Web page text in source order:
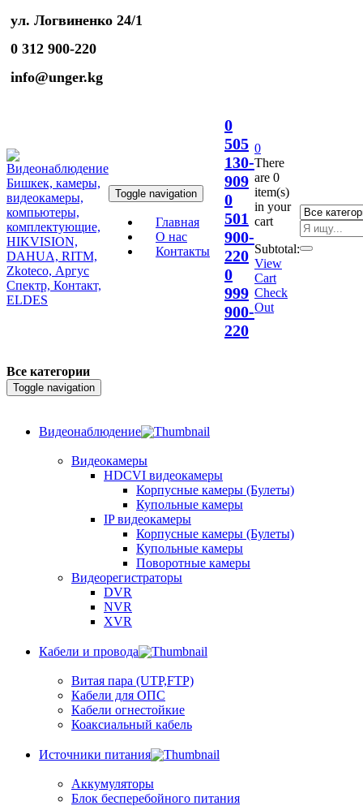
ул. Логвиненко 24/1
0 312 900-220
info@unger.kg
Toggle navigation
Главная
О нас
Контакты
0
505
130-
909
0
501
900-
220
0
999
900-
220
0
There
are 0
item(s)
in your
cart
Subtotal:
View
Cart
Check
Out
Все категории
Toggle navigation
Видеонаблюдение
Видеокамеры
HDCVI видеокамеры
Корпусные камеры (Булеты)
Купольные камеры
IP видеокамеры
Корпусные камеры (Булеты)
Купольные камеры
Поворотные камеры
Видеорегистраторы
DVR
NVR
XVR
Кабели и провода
Витая пара (UTP,FTP)
Кабели для ОПС
Кабели огнестойкие
Коаксиальный кабель
Источники питания
Аккумуляторы
Блок бесперебойного питания